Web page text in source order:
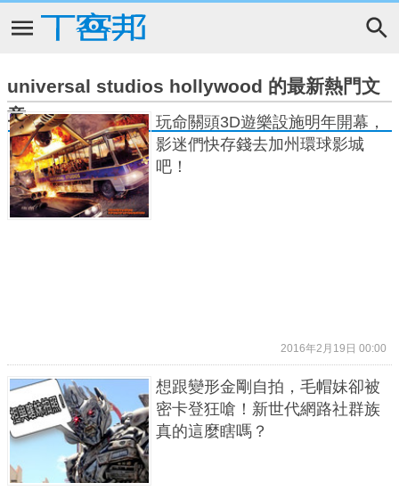
universal studios hollywood 的最新熱門文
章
玩命關頭3D遊樂設施明年開幕，
影迷們快存錢去加州環球影城
吧！
2016年2月19日 00:00
想跟變形金剛自拍，毛帽妹卻被
密卡登狂嗆！新世代網路社群族
真的這麼瞎嗎？